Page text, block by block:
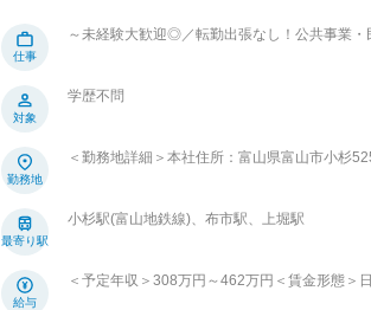
仕事
～未経験大歓迎◎／転勤出張なし！公共事業・民間
工事業、舗装工事がメインであり、付帯工事
テラン社員の方と共に現場へ行き、アシスタ
があり、社員のスキルアップを全力でバック
総合建設企業です。 またグループ企業各社でそれぞ
対象
学歴不問
勤務地
＜勤務地詳細＞本社住所：富山県富山市小杉
最寄り駅
小杉駅(富山地鉄線)、布市駅、上堀駅
給与
＜予定年収＞308万円～462万円＜賃金形態＞